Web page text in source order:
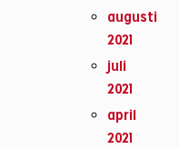
augusti
2021
juli
2021
april
2021